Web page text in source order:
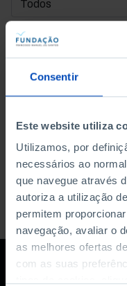
Consentir
Este website utiliza
Utilizamos, por
necessários ao
que navegue através
autoriza a utilização
permitem
navegação, avaliar o
as melhores ofertas
com as suas
DATA DE INÍCIO
DATA DE FIM